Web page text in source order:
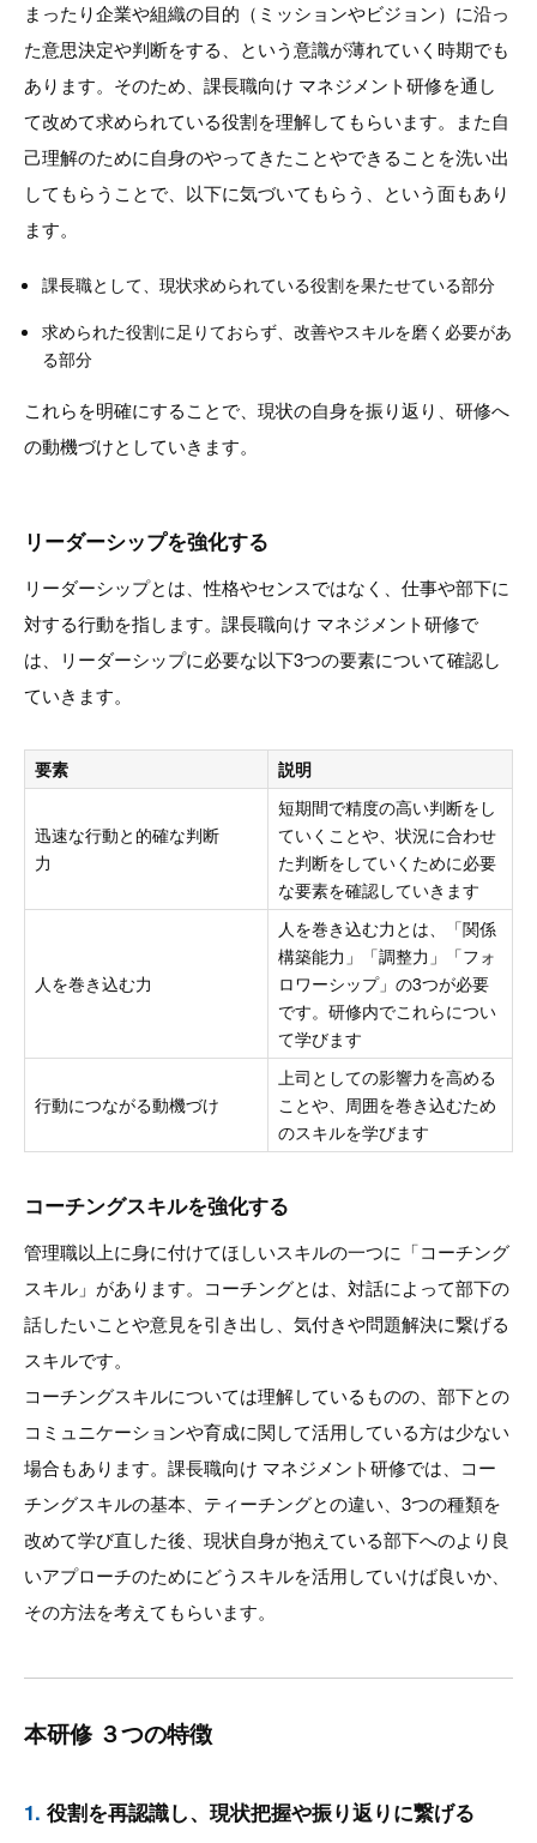
まったり企業や組織の目的（ミッションやビジョン）に沿っ
た意思決定や判断をする、という意識が薄れていく時期でも
あります。そのため、課長職向け マネジメント研修を通し
て改めて求められている役割を理解してもらいます。また自
己理解のために自身のやってきたことやできることを洗い出
してもらうことで、以下に気づいてもらう、という面もあり
ます。
課長職として、現状求められている役割を果たせている部分
求められた役割に足りておらず、改善やスキルを磨く必要があ
る部分
これらを明確にすることで、現状の自身を振り返り、研修へ
の動機づけとしていきます。
リーダーシップを強化する
リーダーシップとは、性格やセンスではなく、仕事や部下に
対する行動を指します。課長職向け マネジメント研修で
は、リーダーシップに必要な以下3つの要素について確認し
ていきます。
要素 説明
迅速な行動と的確な判断
力
短期間で精度の高い判断をし
ていくことや、状況に合わせ
た判断をしていくために必要
な要素を確認していきます
人を巻き込む力
人を巻き込む力とは、「関係
構築能力」「調整力」「フォ
ロワーシップ」の3つが必要
です。研修内でこれらについ
て学びます
行動につながる動機づけ
上司としての影響力を高める
ことや、周囲を巻き込むため
のスキルを学びます
コーチングスキルを強化する
管理職以上に身に付けてほしいスキルの一つに「コーチング
スキル」があります。コーチングとは、対話によって部下の
話したいことや意見を引き出し、気付きや問題解決に繋げる
スキルです。
コーチングスキルについては理解しているものの、部下との
コミュニケーションや育成に関して活用している方は少ない
場合もあります。課長職向け マネジメント研修では、コー
チングスキルの基本、ティーチングとの違い、3つの種類を
改めて学び直した後、現状自身が抱えている部下へのより良
いアプローチのためにどうスキルを活用していけば良いか、
その方法を考えてもらいます。
本研修 ３つの特徴
1. 役割を再認識し、現状把握や振り返りに繋げる